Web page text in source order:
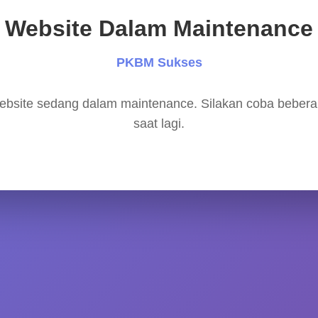
Website Dalam Maintenance
PKBM Sukses
sedang dalam maintenance. Silakan coba
saat lagi.